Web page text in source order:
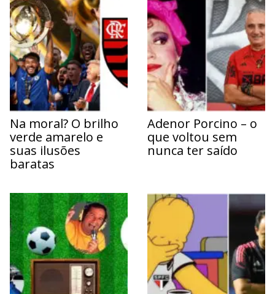
Na moral? O brilho
verde amarelo e
suas ilusões
baratas
Adenor Porcino – o
que voltou sem
nunca ter saído